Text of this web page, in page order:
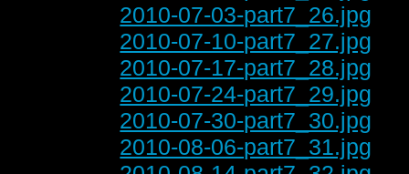
2010-07-03-part7_26.jpg
2010-07-10-part7_27.jpg
2010-07-17-part7_28.jpg
2010-07-24-part7_29.jpg
2010-07-30-part7_30.jpg
2010-08-06-part7_31.jpg